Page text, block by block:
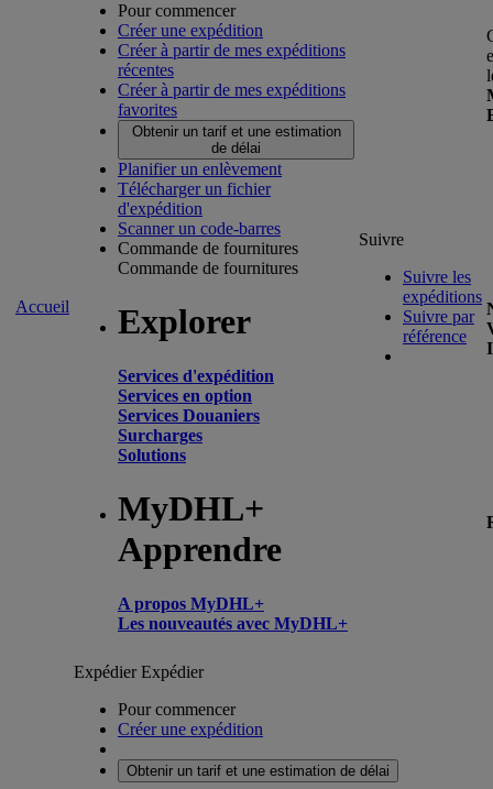
Accueil
Pour commencer
Créer une expédition
Créer à partir de mes expéditions
récentes
Créer à partir de mes expéditions
favorites
Obtenir un tarif et une estimation
de délai
Planifier un enlèvement
Télécharger un fichier
d'expédition
Scanner un code-barres
Commande de fournitures
Commande de fournitures
Explorer
Services d'expédition
Services en option
Services Douaniers
Surcharges
Solutions
MyDHL+
Apprendre
A propos MyDHL+
Les nouveautés avec MyDHL+
Suivre
Suivre les
expéditions
Suivre par
référence
ExpédierExpédier
Pour commencer
Créer une expédition
Obtenir un tarif et une estimation de délai